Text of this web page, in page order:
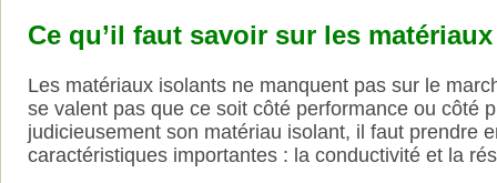
Ce qu’il faut savoir sur les
Les matériaux isolants ne manquent pas sur le
se valent pas que ce soit côté performance ou côté
judicieusement son matériau isolant, il faut prendre
caractéristiques importantes : la conductivité et la